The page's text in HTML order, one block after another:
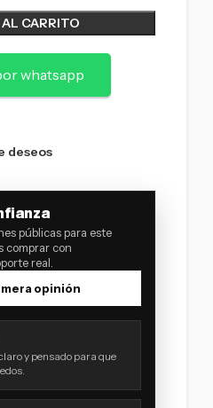
CARRITO
whatsapp
deseos
públicas para este
comprar con
real.
opinión
y pensado para que